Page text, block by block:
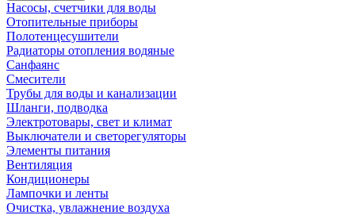
Насосы, счетчики для воды
Отопительные приборы
Полотенцесушители
Радиаторы отопления водяные
Санфаянс
Смесители
Трубы для воды и канализации
Шланги, подводка
Электротовары, свет и климат
Выключатели и светорегуляторы
Элементы питания
Вентиляция
Кондиционеры
Лампочки и ленты
Очистка, увлажнение воздуха